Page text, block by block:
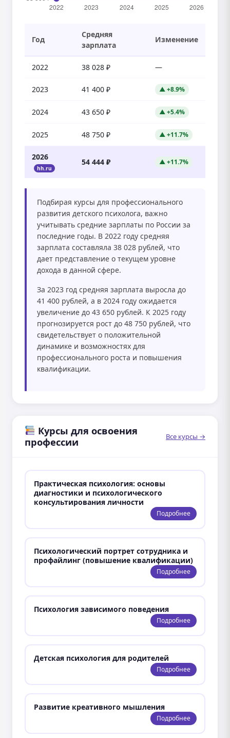
Год
Средняя
зарплата
Изменение
2022 38 028 ₽ —
2023 41 400 ₽ ▲ +8.9%
2024 43 650 ₽ ▲ +5.4%
2025 48 750 ₽ ▲ +11.7%
2026
hh.ru
54 444 ₽ ▲ +11.7%
Подбирая курсы для профессионального
развития детского психолога, важно
учитывать средние зарплаты по России за
последние годы. В 2022 году средняя
зарплата составляла 38 028 рублей, что
дает представление о текущем уровне
дохода в данной сфере.
За 2023 год средняя зарплата выросла до
41 400 рублей, а в 2024 году ожидается
увеличение до 43 650 рублей. К 2025 году
прогнозируется рост до 48 750 рублей, что
свидетельствует о положительной
динамике и возможностях для
профессионального роста и повышения
квалификации.
Курсы для освоения
профессии
Все курсы →
Практическая психология: основы
диагностики и психологического
консультирования личности
Подробнее
Психологический портрет сотрудника и
профайлинг (повышение квалификации)
Подробнее
Психология зависимого поведения
Подробнее
Детская психология для родителей
Подробнее
Развитие креативного мышления
Подробнее